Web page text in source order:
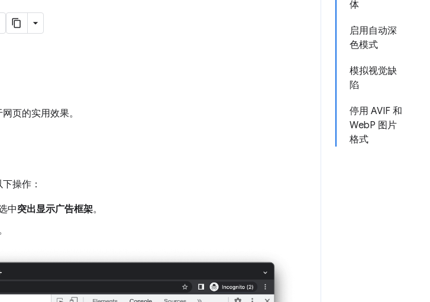
体
启用自动深
色模式
模拟视觉缺
陷
停用 AVIF 和
WebP 图片
格式
页的实用效果。
操作：
中突出显示广告框架。